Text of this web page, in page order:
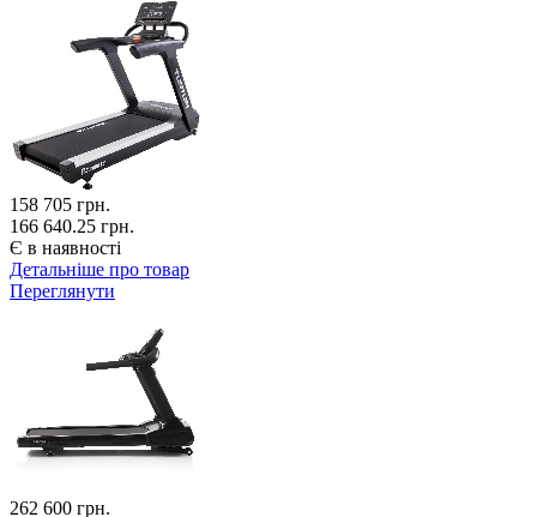
158 705 грн.
166 640.25 грн.
Є в наявності
Детальніше про товар
Переглянути
262 600 грн.